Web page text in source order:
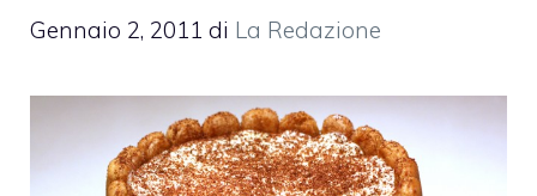
Gennaio 2, 2011 di La Redazione